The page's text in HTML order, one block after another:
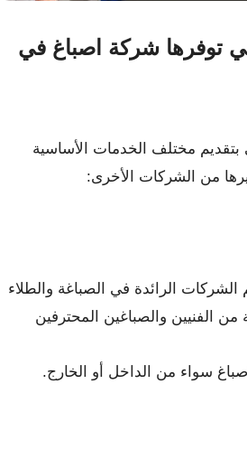
توفرها شركة اصباغ في
مختلف الخدمات الأساسية
من الشركات الأخرى:
الرائدة في الصباغة والطلاء
من الفنيين والصباغين المحترفين
سواء من الداخل أو الخارج.